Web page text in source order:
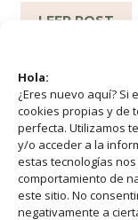
Hola:
¿Eres nuevo aquí?
cookies propias y de
perfecta. Utilizamos
y/o acceder a la
estas tecnologías
comportamiento de
este sitio. No
negativamente a
LEER POST
Destinos
Oporto,